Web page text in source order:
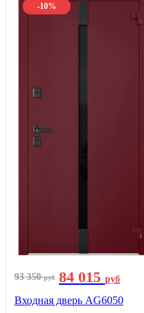
-10%
93 350руб 84 015 руб
Входная дверь AG6050